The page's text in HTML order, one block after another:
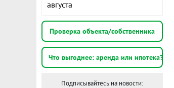
августа
Проверка объекта/собственника
Что выгоднее: аренда или ипотека?
Подписывайтесь на новости: